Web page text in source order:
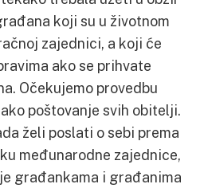
koji su u životnom
zajednici, a koji će
ako se prihvate
Očekujemo provedbu
poštovanje svih obitelji.
želi poslati o sebi prema
međunarodne zajednice,
građankama i građanima